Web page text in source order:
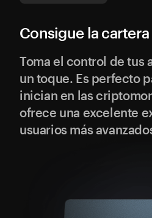
Consigue la cartera
Toma el control de tus
un toque. Es perfecto
inician en las
ofrece una excelente
usuarios más